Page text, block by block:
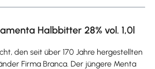
Halbbitter 28% vol. 1,0l
den seit über 170 Jahre hergestellten
Firma Branca. Der jüngere Menta